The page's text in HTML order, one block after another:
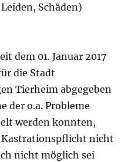
Schäden)
dem 01. Januar 2017
die Stadt
Tierheim abgegeben
der o.a. Probleme
werden konnten,
Kastrationspflicht nicht
nicht möglich sei